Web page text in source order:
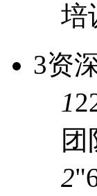
培
3资
1
团
2